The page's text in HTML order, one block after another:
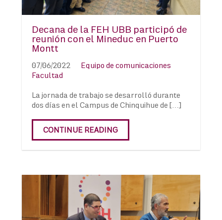
Decana de la FEH UBB participó de
reunión con el Mineduc en Puerto
Montt
07/06/2022
Equipo de comunicaciones
Facultad
La jornada de trabajo se desarrolló durante
dos días en el Campus de Chinquihue de […]
CONTINUE READING